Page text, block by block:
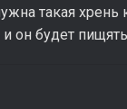
такая хрень
он будет